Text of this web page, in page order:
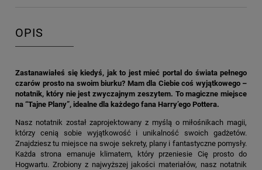
OPIS
Zastanawiałeś się kiedyś, jak to jest mieć portal do świata pełnego
czarów prosto na swoim biurku? Mam dla Ciebie coś wyjątkowego –
notatnik, który nie jest zwyczajnym zeszytem. To magiczne miejsce
na “Tajne Plany”, idealne dla każdego fana Harry’ego Pottera.
Nasz notatnik został zaprojektowany z myślą o miłośnikach magii,
którzy cenią sobie wyjątkowość i unikalność swoich gadżetów.
Znajdziesz tu miejsce na swoje sekrety, plany i fantastyczne pomysły.
Każda strona emanuje klimatem, który przeniesie Cię prosto do
Hogwartu. Zrobiony z najwyższej jakości materiałów, nasz notatnik